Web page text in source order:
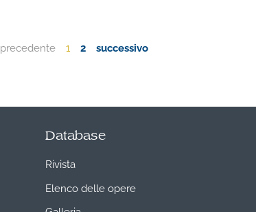
precedente 1 2 successivo
Database
Rivista
Elenco delle opere